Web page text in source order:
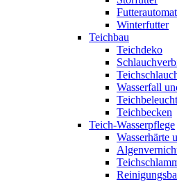
Winterfutter
Teichbau
Teichdeko
Wasserfall
Teichbecken
Teich-Wasserpflege
Wasserhärte